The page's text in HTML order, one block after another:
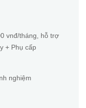
vnđ/tháng, hỗ trợ
+ Phụ cấp
nghiệm